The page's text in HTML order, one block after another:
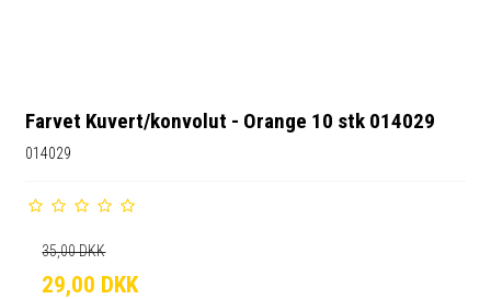
Farvet Kuvert/konvolut - Orange 10 stk 014029
014029
35,00 DKK
29,00 DKK